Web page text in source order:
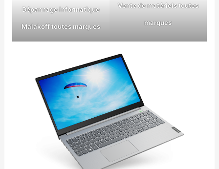
Dépannage informatique
Malakoff toutes marques
Vente de matériels toutes
marques